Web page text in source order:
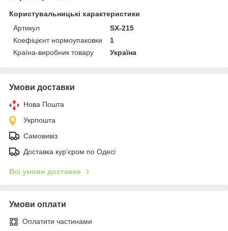
Користувальницькі характеристики
Артикул
SX-215
Коефіцієнт нормоупаковки
1
Країна-виробник товару
Україна
Умови доставки
Нова Пошта
Укрпошта
Самовивіз
Доставка кур'єром по Одесі
Всі умови доставки
Умови оплати
Оплатити частинами